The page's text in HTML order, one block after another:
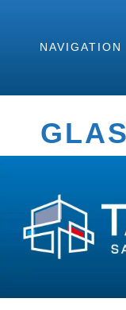
NAVIGATION